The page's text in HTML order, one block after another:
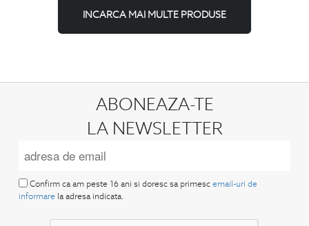
INCARCA MAI MULTE PRODUSE
ABONEAZA-TE
LA NEWSLETTER
Confirm ca am peste 16 ani si doresc sa primesc email-uri de
informare la adresa indicata.